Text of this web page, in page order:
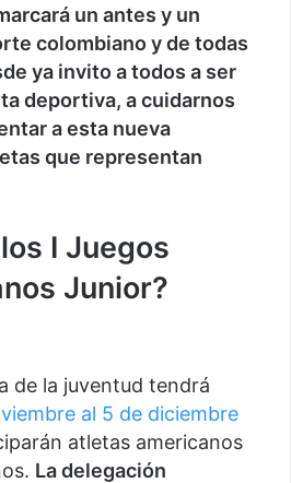
un antes y un
colombiano y de todas
ya invito a todos a ser
deportiva, a cuidarnos
a esta nueva
que representan
I Juegos
Junior?
de la juventud tendrá
al 5 de diciembre
atletas americanos
La delegación